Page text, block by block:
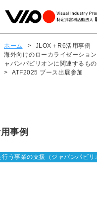
ホーム > JLOX＋R6活用事例
海外向けのローカライゼーショ
ャパンパビリオンに関連するもの
>
ATF2025 ブース出展参加
事例
う事業の支援（ジャパンパビリ